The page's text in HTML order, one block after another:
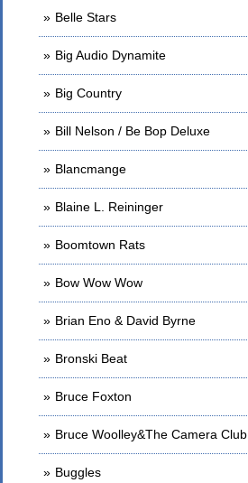
Belle Stars
Big Audio Dynamite
Big Country
Bill Nelson / Be Bop Deluxe
Blancmange
Blaine L. Reininger
Boomtown Rats
Bow Wow Wow
Brian Eno & David Byrne
Bronski Beat
Bruce Foxton
Bruce Woolley&The Camera Club
Buggles